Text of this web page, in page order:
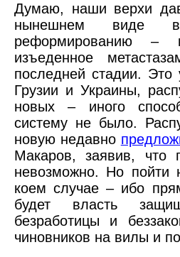
Думаю, наши верхи
нынешнем виде
реформированию –
изъеденное
последней стадии.
Грузии и Украины,
новых – иного
систему не было.
новую недавно
Макаров, заявив, что
невозможно. Но пойти
коем случае – ибо
будет власть
безработицы и
чиновников на вилы и